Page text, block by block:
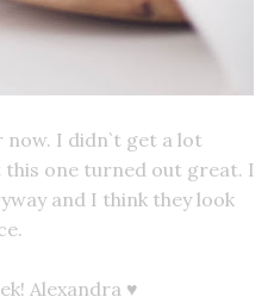
I didn`t get a lot
this one turned out great. I
and I think they look
Alexandra ♥